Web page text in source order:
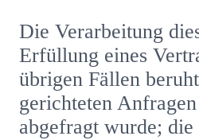
Die Verarbeitung
Erfüllung eines
übrigen Fällen
gerichteten
abgefragt wurde;